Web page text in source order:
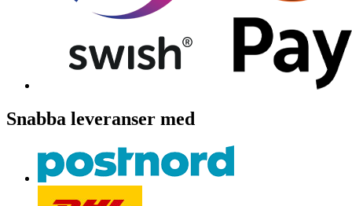
Snabba leveranser med